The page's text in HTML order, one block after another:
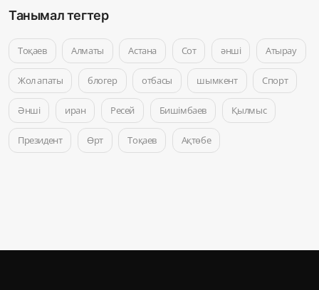
Танымал тегтер
Тоқаев Алматы Астана Сот әнші Атырау
Жол апаты блогер отбасы шымкент Спорт
Әнші иран Ресей Бишімбаев Қылмыс
Президент Өрт Тоқаев Ақтөбе